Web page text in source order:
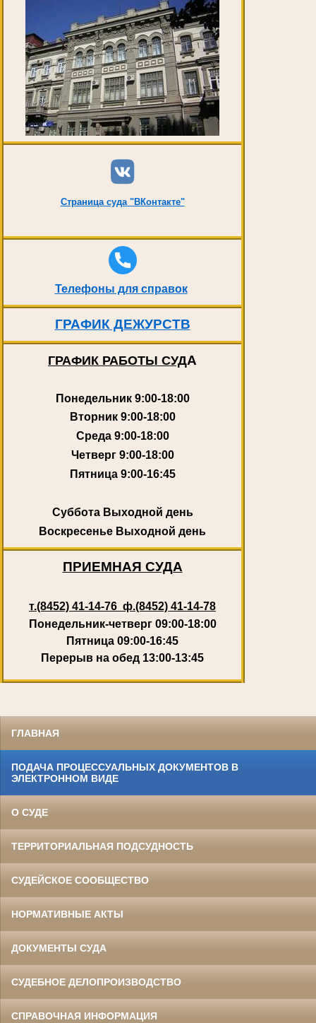
Страница суда"ВКонтакте"
Телефоны для справок
ГРАФИК ДЕЖУРСТВ
ГРАФИК РАБОТЫ СУДА
Понедельник 9:00-18:00
Вторник 9:00-18:00
Среда 9:00-18:00
Четверг 9:00-18:00
Пятница 9:00-16:45
Суббота Выходной день
Воскресенье Выходной день
ПРИЕМНАЯ СУДА
т.(8452) 41-14-76 ф.(8452) 41-14-78
Понедельник-четверг 09:00-18:00
Пятница 09:00-16:45
Перерыв на обед 13:00-13:45
ГЛАВНАЯ
ПОДАЧА ПРОЦЕССУАЛЬНЫХ ДОКУМЕНТОВ В
ЭЛЕКТРОННОМ ВИДЕ
О СУДЕ
ТЕРРИТОРИАЛЬНАЯ ПОДСУДНОСТЬ
СУДЕЙСКОЕ СООБЩЕСТВО
НОРМАТИВНЫЕ АКТЫ
ДОКУМЕНТЫ СУДА
СУДЕБНОЕ ДЕЛОПРОИЗВОДСТВО
СПРАВОЧНАЯ ИНФОРМАЦИЯ